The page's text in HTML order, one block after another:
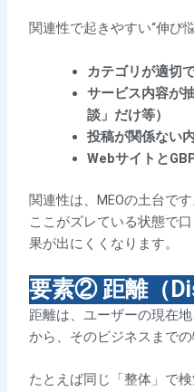
関連性で起きやすい“伸び
カテゴリが適切
サービス内容が
談」だけ等）
投稿が関係ない
Webサイトと
関連性は、MEOの土台です
ここがズレている状態で
果が出にくくなります。
要素② 距離（
距離は、ユーザーの現在
から、そのビジネスまで
たとえば同じ「整体」で検